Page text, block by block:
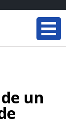
un